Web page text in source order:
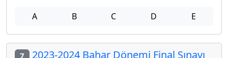
A B C D E
7 2023-2024 Bahar Dönemi Final Sınavı